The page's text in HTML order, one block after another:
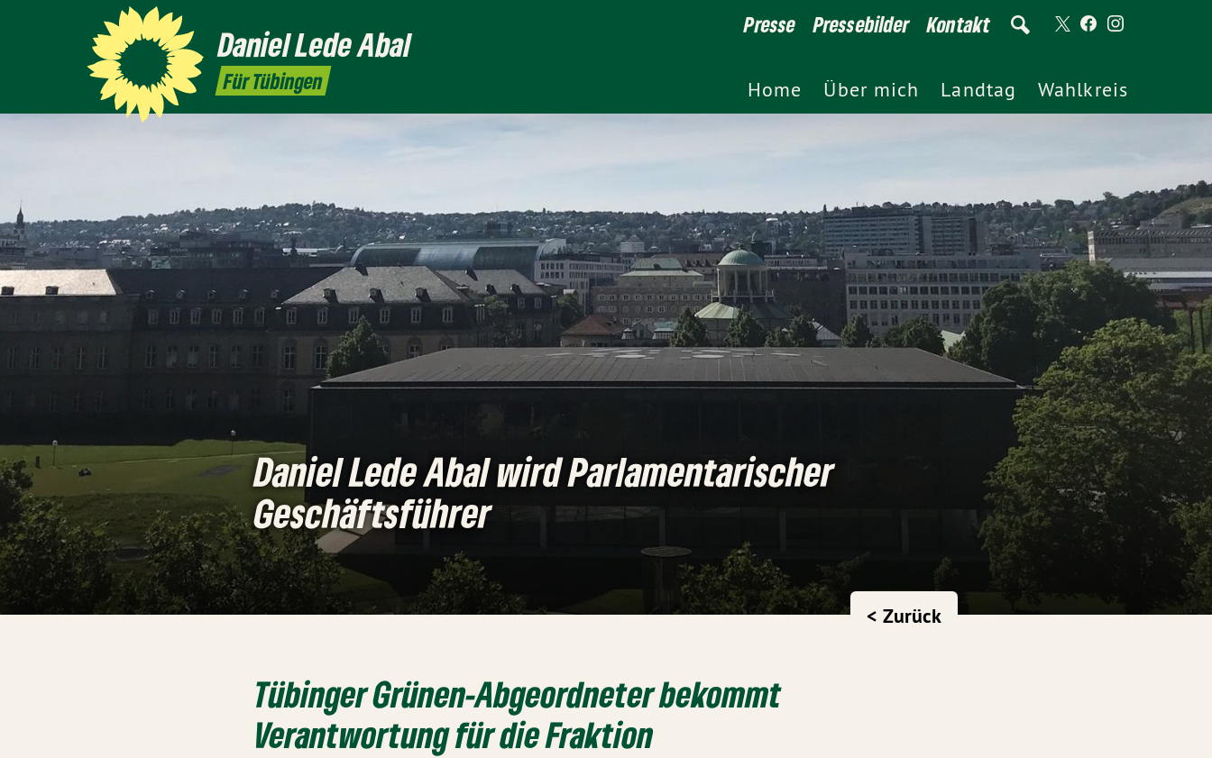
DanielLede Abal
Für Tübingen
Presse Pressebilder Kontakt
Home Über mich Landtag Wahlkreis
Daniel Lede Abal wird Parlamentarischer
Geschäftsführer
< Zurück
Tübinger Grünen-Abgeordneter bekommt
Verantwortung für die Fraktion